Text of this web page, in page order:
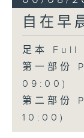
自在早
足本
第一部份
09:00)
第二部份
10:00)